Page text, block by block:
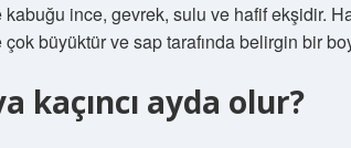
kabuğu ince, gevrek, sulu ve hafif ekşidir.
çok büyüktür ve sap tarafında belirgin bir
kaçıncı ayda olur?